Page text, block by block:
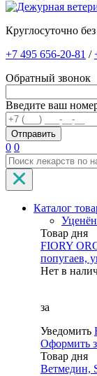
Круглосуточно
+7 495 656-20-81 /
Обратный звонок
Введите ваш
0 0
Каталог
Товар дня
FIORY
попугаев,
Нет в
за
Уведомить
Оформить
Товар дня
Ветмедин,